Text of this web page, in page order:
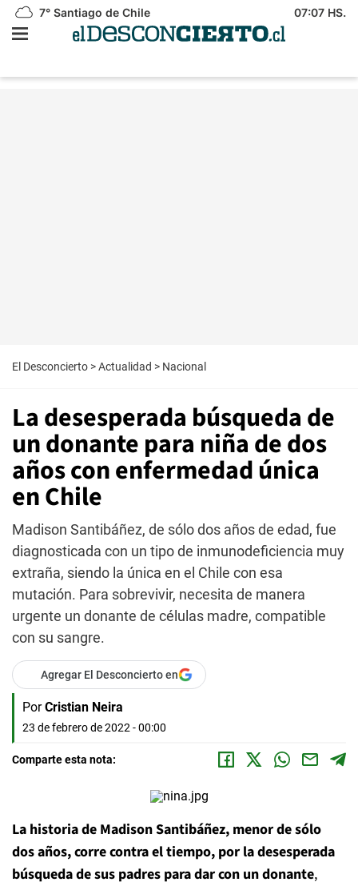
7° Santiago de Chile 07:07 HS.
El Desconcierto >Actualidad > Nacional
La desesperada búsqueda de
un donante para niña de dos
años con enfermedad única
en Chile
Madison Santibáñez, de sólo dos años de edad, fue
diagnosticada con un tipo de inmunodeficiencia muy
extraña, siendo la única en el Chile con esa
mutación. Para sobrevivir, necesita de manera
urgente un donante de células madre, compatible
con su sangre.
Agregar El Desconcierto en
Por Cristian Neira
23 de febrero de 2022 - 00:00
Comparte esta nota:
La historia de Madison Santibáñez, menor de sólo
dos años, corre contra el tiempo, por la desesperada
búsqueda de sus padres para dar con un donante,